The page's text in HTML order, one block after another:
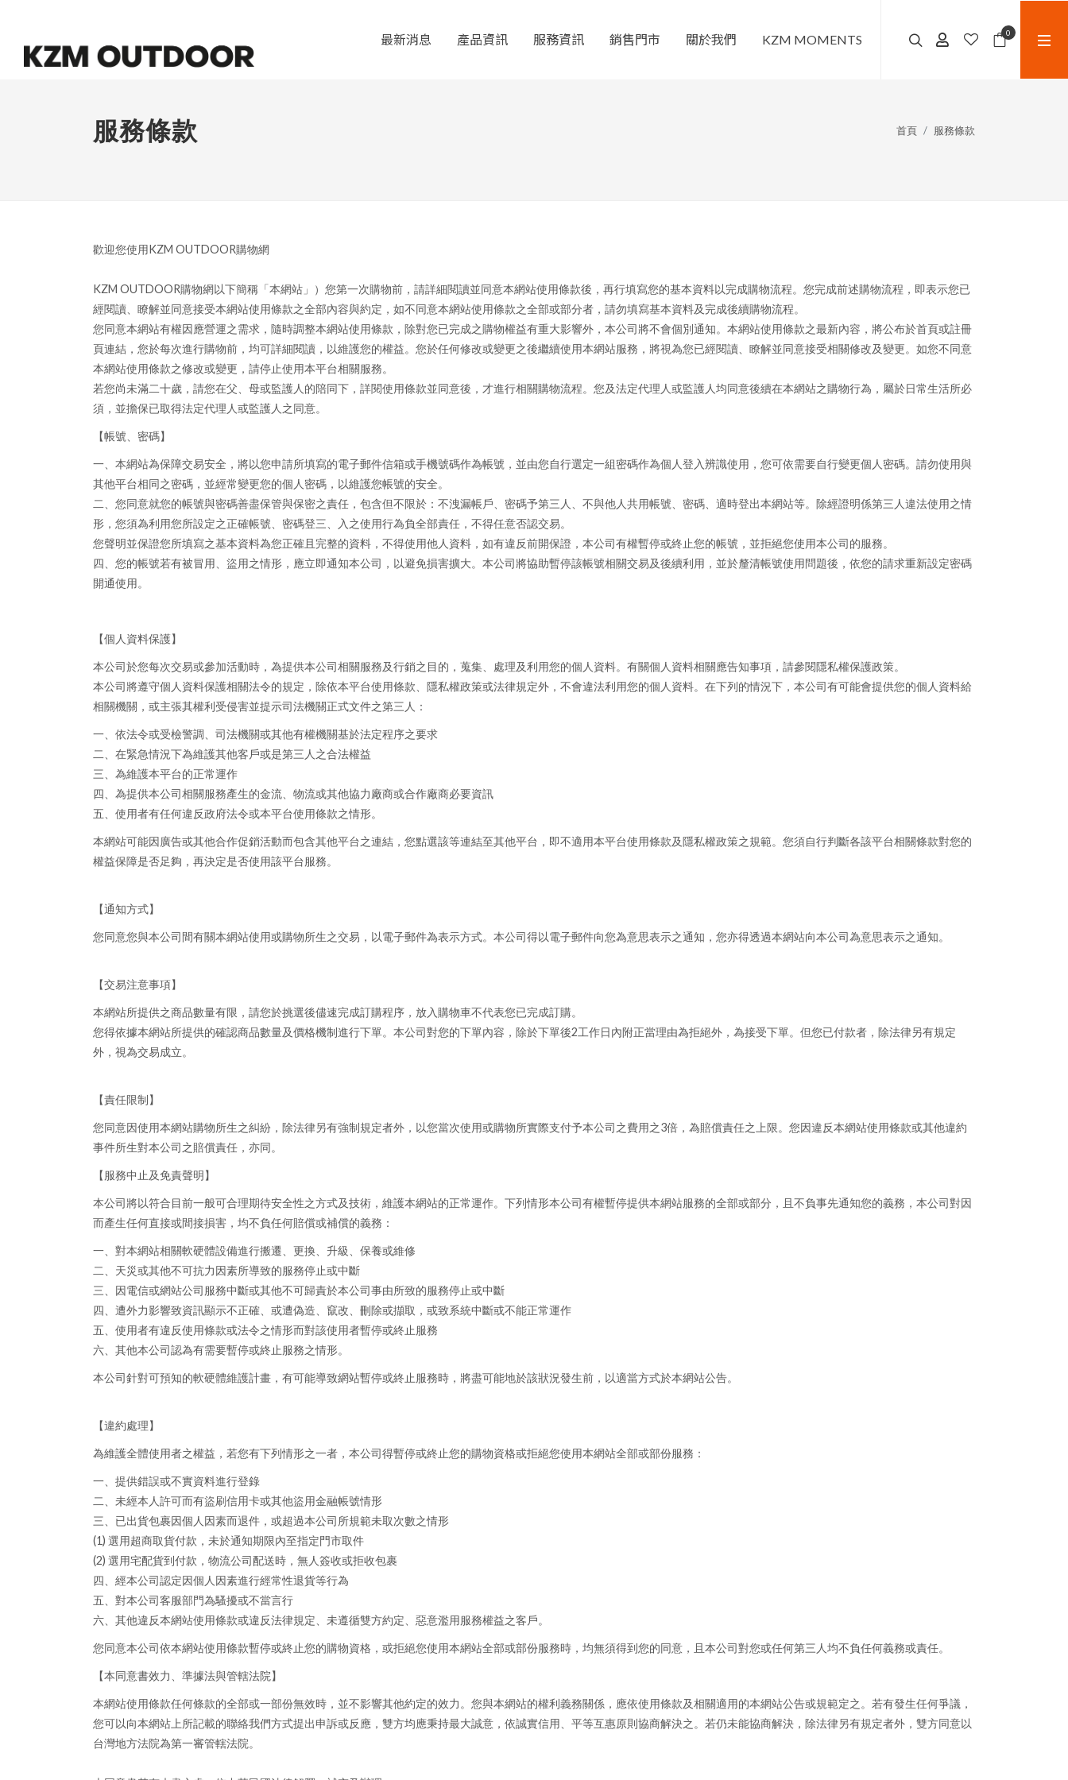
0
最新消息 產品資訊 服務資訊 銷售門市 關於我們 KZM MOMENTS
服務條款 首頁 服務條款
歡迎您使用KZM OUTDOOR購物網
KZM OUTDOOR購物網以下簡稱「本網站」）您第一次購物前，請詳細閱讀並同意本網站使用條款後，再行填寫您的基本資料以完成購物流程。您完成前述購物流程，即表示您已
經閱讀、瞭解並同意接受本網站使用條款之全部內容與約定，如不同意本網站使用條款之全部或部分者，請勿填寫基本資料及完成後續購物流程。
您同意本網站有權因應營運之需求，隨時調整本網站使用條款，除對您已完成之購物權益有重大影響外，本公司將不會個別通知。本網站使用條款之最新內容，將公布於首頁或註冊
頁連結，您於每次進行購物前，均可詳細閱讀，以維護您的權益。您於任何修改或變更之後繼續使用本網站服務，將視為您已經閱讀、瞭解並同意接受相關修改及變更。如您不同意
本網站使用條款之修改或變更，請停止使用本平台相關服務。
若您尚未滿二十歲，請您在父、母或監護人的陪同下，詳閱使用條款並同意後，才進行相關購物流程。您及法定代理人或監護人均同意後續在本網站之購物行為，屬於日常生活所必
須，並擔保已取得法定代理人或監護人之同意。
【帳號、密碼】
一、本網站為保障交易安全，將以您申請所填寫的電子郵件信箱或手機號碼作為帳號，並由您自行選定一組密碼作為個人登入辨識使用，您可依需要自行變更個人密碼。請勿使用與
其他平台相同之密碼，並經常變更您的個人密碼，以維護您帳號的安全。
二、您同意就您的帳號與密碼善盡保管與保密之責任，包含但不限於：不洩漏帳戶、密碼予第三人、不與他人共用帳號、密碼、適時登出本網站等。除經證明係第三人違法使用之情
形，您須為利用您所設定之正確帳號、密碼登三、入之使用行為負全部責任，不得任意否認交易。
您聲明並保證您所填寫之基本資料為您正確且完整的資料，不得使用他人資料，如有違反前開保證，本公司有權暫停或終止您的帳號，並拒絕您使用本公司的服務。
四、您的帳號若有被冒用、盜用之情形，應立即通知本公司，以避免損害擴大。本公司將協助暫停該帳號相關交易及後續利用，並於釐清帳號使用問題後，依您的請求重新設定密碼
開通使用。
【個人資料保護】
本公司於您每次交易或參加活動時，為提供本公司相關服務及行銷之目的，蒐集、處理及利用您的個人資料。有關個人資料相關應告知事項，請參閱隱私權保護政策。
本公司將遵守個人資料保護相關法令的規定，除依本平台使用條款、隱私權政策或法律規定外，不會違法利用您的個人資料。在下列的情況下，本公司有可能會提供您的個人資料給
相關機關，或主張其權利受侵害並提示司法機關正式文件之第三人：
一、依法令或受檢警調、司法機關或其他有權機關基於法定程序之要求
二、在緊急情況下為維護其他客戶或是第三人之合法權益
三、為維護本平台的正常運作
四、為提供本公司相關服務產生的金流、物流或其他協力廠商或合作廠商必要資訊
五、使用者有任何違反政府法令或本平台使用條款之情形。
本網站可能因廣告或其他合作促銷活動而包含其他平台之連結，您點選該等連結至其他平台，即不適用本平台使用條款及隱私權政策之規範。您須自行判斷各該平台相關條款對您的
權益保障是否足夠，再決定是否使用該平台服務。
【通知方式】
您同意您與本公司間有關本網站使用或購物所生之交易，以電子郵件為表示方式。本公司得以電子郵件向您為意思表示之通知，您亦得透過本網站向本公司為意思表示之通知。
【交易注意事項】
本網站所提供之商品數量有限，請您於挑選後儘速完成訂購程序，放入購物車不代表您已完成訂購。
您得依據本網站所提供的確認商品數量及價格機制進行下單。本公司對您的下單內容，除於下單後2工作日內附正當理由為拒絕外，為接受下單。但您已付款者，除法律另有規定
外，視為交易成立。
【責任限制】
您同意因使用本網站購物所生之糾紛，除法律另有強制規定者外，以您當次使用或購物所實際支付予本公司之費用之3倍，為賠償責任之上限。您因違反本網站使用條款或其他違約
事件所生對本公司之賠償責任，亦同。
【服務中止及免責聲明】
本公司將以符合目前一般可合理期待安全性之方式及技術，維護本網站的正常運作。下列情形本公司有權暫停提供本網站服務的全部或部分，且不負事先通知您的義務，本公司對因
而產生任何直接或間接損害，均不負任何賠償或補償的義務：
一、對本網站相關軟硬體設備進行搬遷、更換、升級、保養或維修
二、天災或其他不可抗力因素所導致的服務停止或中斷
三、因電信或網站公司服務中斷或其他不可歸責於本公司事由所致的服務停止或中斷
四、遭外力影響致資訊顯示不正確、或遭偽造、竄改、刪除或擷取，或致系統中斷或不能正常運作
五、使用者有違反使用條款或法令之情形而對該使用者暫停或終止服務
六、其他本公司認為有需要暫停或終止服務之情形。
本公司針對可預知的軟硬體維護計畫，有可能導致網站暫停或終止服務時，將盡可能地於該狀況發生前，以適當方式於本網站公告。
【違約處理】
為維護全體使用者之權益，若您有下列情形之一者，本公司得暫停或終止您的購物資格或拒絕您使用本網站全部或部份服務：
一、提供錯誤或不實資料進行登錄
二、未經本人許可而有盜刷信用卡或其他盜用金融帳號情形
三、已出貨包裹因個人因素而退件，或超過本公司所規範未取次數之情形
(1) 選用超商取貨付款，未於通知期限內至指定門市取件
(2) 選用宅配貨到付款，物流公司配送時，無人簽收或拒收包裹
四、經本公司認定因個人因素進行經常性退貨等行為
五、對本公司客服部門為騷擾或不當言行
六、其他違反本網站使用條款或違反法律規定、未遵循雙方約定、惡意濫用服務權益之客戶。
您同意本公司依本網站使用條款暫停或終止您的購物資格，或拒絕您使用本網站全部或部份服務時，均無須得到您的同意，且本公司對您或任何第三人均不負任何義務或責任。
【本同意書效力、準據法與管轄法院】
本網站使用條款任何條款的全部或一部份無效時，並不影響其他約定的效力。您與本網站的權利義務關係，應依使用條款及相關適用的本網站公告或規範定之。若有發生任何爭議，
您可以向本網站上所記載的聯絡我們方式提出申訴或反應，雙方均應秉持最大誠意，依誠實信用、平等互惠原則協商解決之。若仍未能協商解決，除法律另有規定者外，雙方同意以
台灣地方法院為第一審管轄法院。